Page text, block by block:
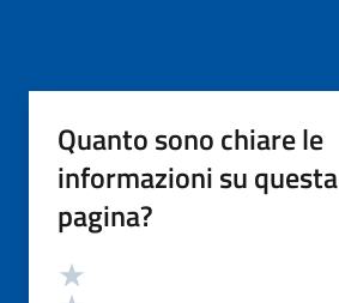
Quanto sono chiare le
informazioni su questa
pagina?
Valutazione